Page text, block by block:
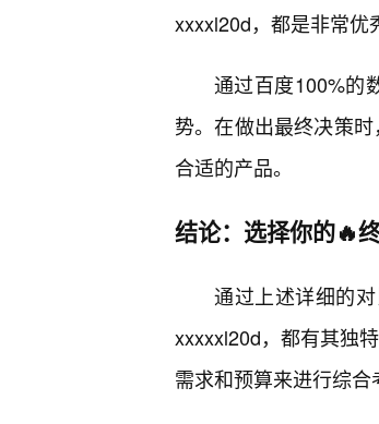
xxxxl20d，都是非常优
通过百度100%的
势。在做出最终决策
合适的产品。
结论：选择你的🔥
通过上述详细的
xxxxxl20d，都有其独
需求和预算来进行综合